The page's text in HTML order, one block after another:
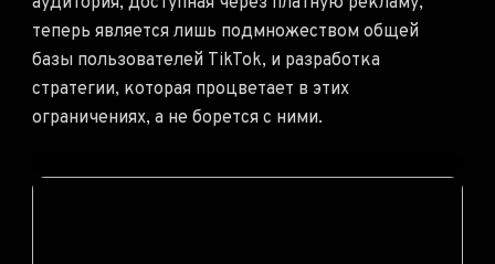
теперь является лишь подмножеством общей
базы пользователей TikTok, и разработка
стратегии, которая процветает в этих
ограничениях, а не борется с ними.